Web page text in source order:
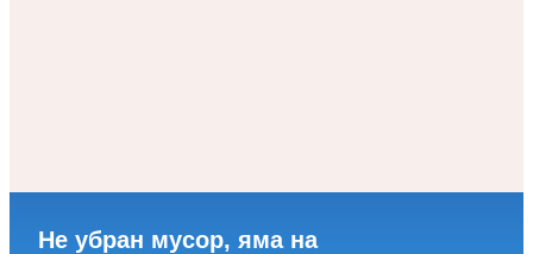
Не убран мусор, яма на